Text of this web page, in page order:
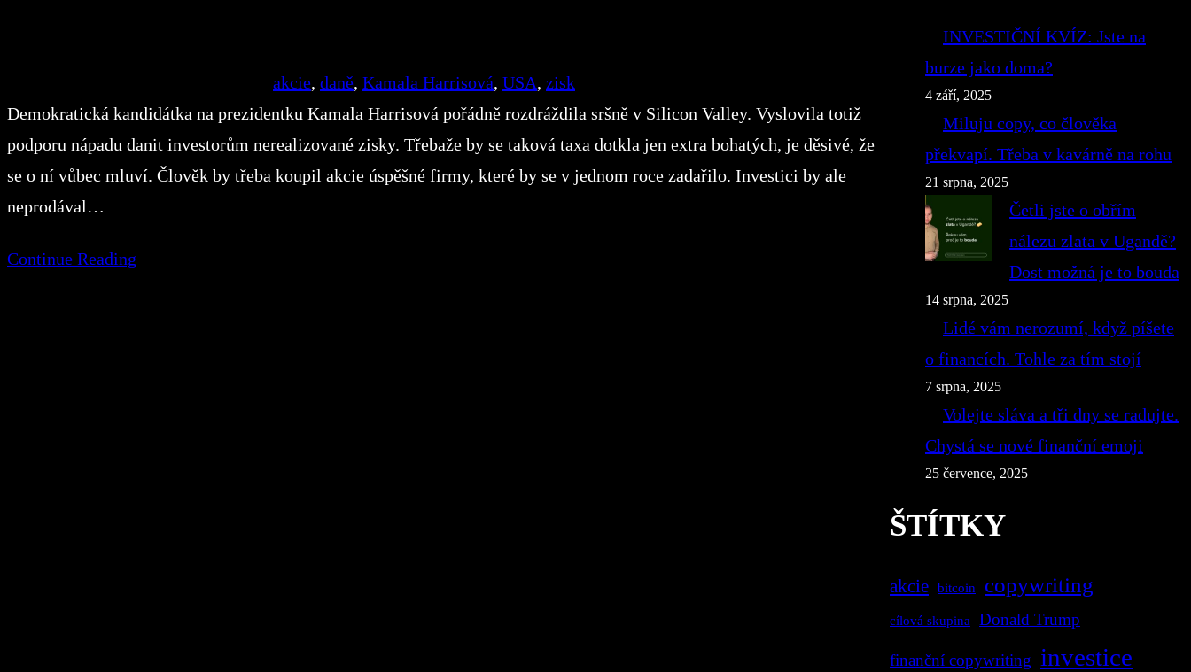
akcie, daně, Kamala Harrisová, USA, zisk
Demokratická kandidátka na prezidentku Kamala Harrisová pořádně rozdráždila sršně v Silicon Valley. Vyslovila totiž
podporu nápadu danit investorům nerealizované zisky. Třebaže by se taková taxa dotkla jen extra bohatých, je děsivé, že
se o ní vůbec mluví. Člověk by třeba koupil akcie úspěšné firmy, které by se v jednom roce zadařilo. Investici by ale
neprodával…
Continue Reading
INVESTIČNÍ KVÍZ: Jste na
burze jako doma?
4 září, 2025
Miluju copy, co člověka
překvapí. Třeba v kavárně na rohu
21 srpna, 2025
Četli jste o obřím
nálezu zlata v Ugandě?
Dost možná je to bouda
14 srpna, 2025
Lidé vám nerozumí, když píšete
o financích. Tohle za tím stojí
7 srpna, 2025
Volejte sláva a tři dny se radujte.
Chystá se nové finanční emoji
25 července, 2025
ŠTÍTKY
akcie bitcoin copywriting
cílová skupina Donald Trump
finanční copywriting investice